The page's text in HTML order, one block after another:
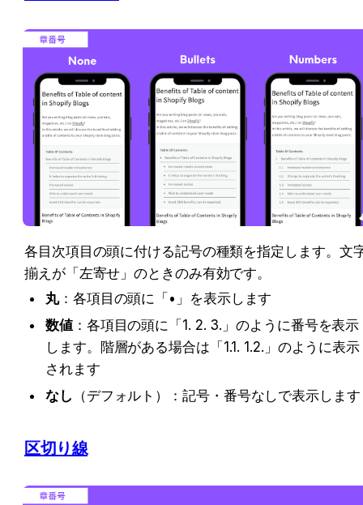
各目次項目の頭に付ける記号の種類を指定します。文
揃えが「左寄せ」のときのみ有効です。
丸：各項目の頭に「•」を表示します
数値：各項目の頭に「1. 2. 3.」のように番号を表示
します。階層がある場合は「1.1. 1.2.」のように表示
されます
なし （デフォルト）：記号・番号なしで表示します
区切り線